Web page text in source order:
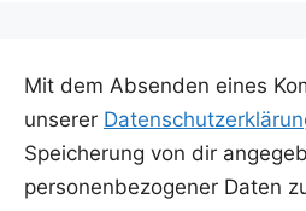
Mit dem Absenden eines
unserer
Speicherung von dir
personenbezogener Daten